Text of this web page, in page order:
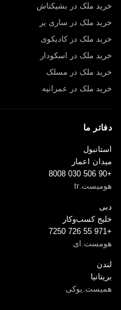
خرید ملک در بشیکتاش
خرید ملک در ساری یر
خرید ملک در کادیکوی
خرید ملک در اسکودار
خرید ملک در مسلک
خرید ملک در عمرانیه
دفاتر ما
استانبول
میدان اعمار
+90 506 030 8008
هومیست.tr
دبی
خلیج کسب‌وکار
+971 55 726 7250
هومست.ای
لندن
بریتانیا
همیست.یوکی